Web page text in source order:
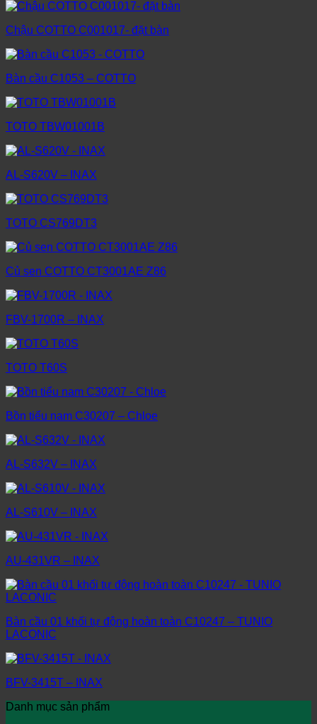
Chậu COTTO C001017- đặt bàn
Bàn cầu C1053 – COTTO
TOTO TBW01001B
AL-S620V – INAX
TOTO CS769DT3
Củ sen COTTO CT3001AE Z86
FBV-1700R – INAX
TOTO T60S
Bồn tiểu nam C30207 – Chloe
AL-S632V – INAX
AL-S610V – INAX
AU-431VR – INAX
Bàn cầu 01 khối tự động hoàn toàn C10247 – TUNIO
LACONIC
BFV-3415T – INAX
Danh mục sản phẩm